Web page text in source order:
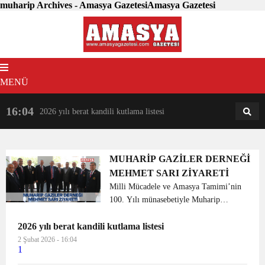
muharip Archives - Amasya GazetesiAmasya Gazetesi
MENÜ
16:04 2026 yılı berat kandili kutlama listesi 18:31
MUHARİP GAZİLER DERNEĞİ
MEHMET SARI ZİYARETİ
Milli Mücadele ve Amasya Tamimi’nin
100. Yılı münasebetiyle Muharip
tarafından 26-27-28 Nisan tarihlerinde
2026 yılı berat kandili kutlama listesi
2 Şubat 2026 - 16:04
1